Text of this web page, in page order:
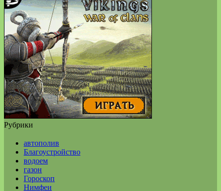
Рубрики
автополив
Благоустройство
водоем
газон
Гороскоп
Нимфеи